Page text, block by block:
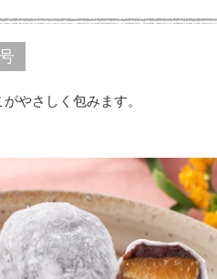
やさしく包みます。